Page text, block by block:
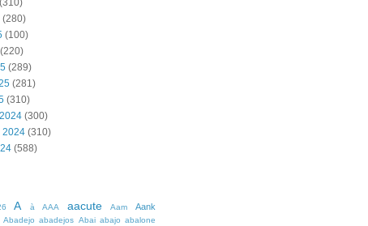
(310)
(280)
(100)
(220)
(289)
(281)
(310)
(300)
2024 (310)
(588)
A à AAA aacute Aam Aank
Abadejo abadejos Abai abajo abalone